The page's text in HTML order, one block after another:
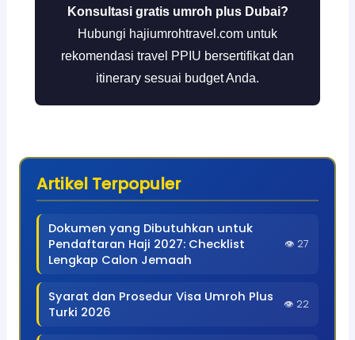
Konsultasi gratis umroh plus Dubai?
Hubungi hajiumrohtravel.com untuk
rekomendasi travel PPIU bersertifikat dan
itinerary sesuai budget Anda.
Artikel Terpopuler
Dokumen yang Dibutuhkan untuk
Pendaftaran Haji 2027: Checklist
Lengkap Calon Jemaah
👁 27
Syarat dan Prosedur Visa Umroh Plus
Turki 2026
👁 22